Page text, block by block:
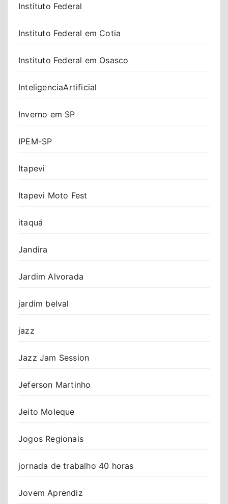
Instituto Federal
Instituto Federal em Cotia
Instituto Federal em Osasco
InteligenciaArtificial
Inverno em SP
IPEM-SP
Itapevi
Itapevi Moto Fest
itaquá
Jandira
Jardim Alvorada
jardim belval
jazz
Jazz Jam Session
Jeferson Martinho
Jeito Moleque
Jogos Regionais
jornada de trabalho 40 horas
Jovem Aprendiz